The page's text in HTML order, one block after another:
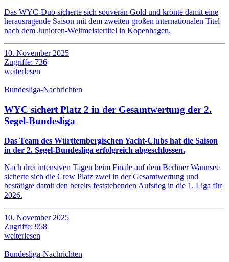
Das WYC-Duo sicherte sich souverän Gold und krönte damit eine
herausragende Saison mit dem zweiten großen internationalen Titel
nach dem Junioren-Weltmeistertitel in Kopenhagen.
10. November 2025
Zugriffe: 736
weiterlesen
Bundesliga-Nachrichten
WYC sichert Platz 2 in der Gesamtwertung der 2.
Segel-Bundesliga
Das Team des Württembergischen Yacht-Clubs hat die Saison
in der 2. Segel-Bundesliga erfolgreich abgeschlossen.
Nach drei intensiven Tagen beim Finale auf dem Berliner Wannsee
sicherte sich die Crew Platz zwei in der Gesamtwertung und
bestätigte damit den bereits feststehenden Aufstieg in die 1. Liga für
2026.
10. November 2025
Zugriffe: 958
weiterlesen
Bundesliga-Nachrichten